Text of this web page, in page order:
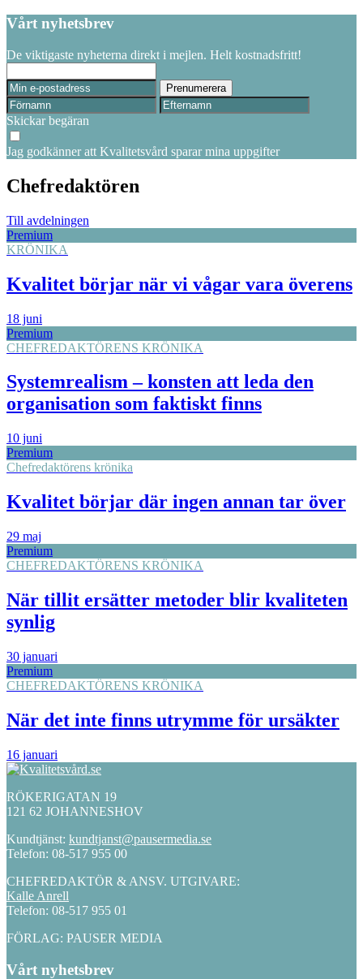
Vårt nyhetsbrev
De viktigaste nyheterna direkt i mejlen. Helt kostnadsfritt!
Skickar begäran
Jag godkänner att Kvalitetsvård sparar mina uppgifter
Chefredaktören
Till avdelningen
Premium
KRÖNIKA
Kvalitet börjar när vi vågar vara överens
18 juni
Premium
CHEFREDAKTÖRENS KRÖNIKA
Systemrealism – konsten att leda den
organisation som faktiskt finns
10 juni
Premium
Chefredaktörens krönika
Kvalitet börjar där ingen annan tar över
29 maj
Premium
CHEFREDAKTÖRENS KRÖNIKA
När tillit ersätter metoder blir kvaliteten
synlig
30 januari
Premium
CHEFREDAKTÖRENS KRÖNIKA
När det inte finns utrymme för ursäkter
16 januari
RÖKERIGATAN 19
121 62 JOHANNESHOV
Kundtjänst: kundtjanst@pausermedia.se
Telefon: 08-517 955 00
CHEFREDAKTÖR & ANSV. UTGIVARE:
Kalle Anrell
Telefon: 08-517 955 01
FÖRLAG: PAUSER MEDIA
Vårt nyhetsbrev